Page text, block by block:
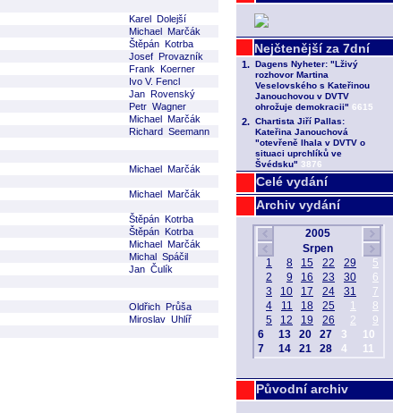
Celé vydání
Archiv vydání
Původní archiv
Karel Dolejší
Michael Marčák
Štěpán Kotrba
Josef Provazník
Frank Koerner
Ivo V. Fencl
Jan Rovenský
Petr Wagner
Michael Marčák
Richard Seemann
Michael Marčák
Michael Marčák
Štěpán Kotrba
Štěpán Kotrba
Michael Marčák
Michal Spáčil
Jan Čulík
Oldřich Průša
Miroslav Uhlíř